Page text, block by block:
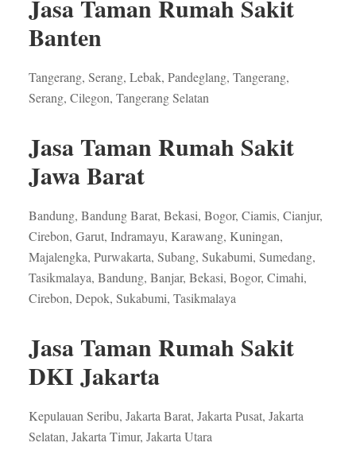
Jasa Taman Rumah Sakit
Banten
Tangerang, Serang, Lebak, Pandeglang, Tangerang,
Serang, Cilegon, Tangerang Selatan
Jasa Taman Rumah Sakit
Jawa Barat
Bandung, Bandung Barat, Bekasi, Bogor, Ciamis, Cianjur,
Cirebon, Garut, Indramayu, Karawang, Kuningan,
Majalengka, Purwakarta, Subang, Sukabumi, Sumedang,
Tasikmalaya, Bandung, Banjar, Bekasi, Bogor, Cimahi,
Cirebon, Depok, Sukabumi, Tasikmalaya
Jasa Taman Rumah Sakit
DKI Jakarta
Kepulauan Seribu, Jakarta Barat, Jakarta Pusat, Jakarta
Selatan, Jakarta Timur, Jakarta Utara